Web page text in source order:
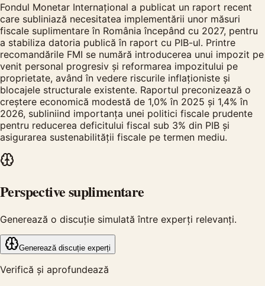
Fondul Monetar Internațional a publicat un raport recent
care subliniază necesitatea implementării unor măsuri
fiscale suplimentare în România începând cu 2027, pentru
a stabiliza datoria publică în raport cu PIB-ul. Printre
recomandările FMI se numără introducerea unui impozit pe
venit personal progresiv și reformarea impozitului pe
proprietate, având în vedere riscurile inflaționiste și
blocajele structurale existente. Raportul preconizează o
creștere economică modestă de 1,0% în 2025 și 1,4% în
2026, subliniind importanța unei politici fiscale prudente
pentru reducerea deficitului fiscal sub 3% din PIB și
asigurarea sustenabilității fiscale pe termen mediu.
Perspective suplimentare
Generează o discuție simulată între experți relevanți.
Generează discuție experți
Verifică și aprofundează